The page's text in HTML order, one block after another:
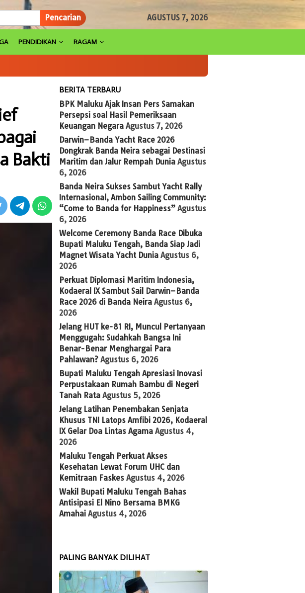
Pencarian AGUSTUS 7, 2026
PENDIDIKAN RAGAM
Bakti
BERITA TERBARU
BPK Maluku Ajak Insan Pers Samakan
Persepsi soal Hasil Pemeriksaan
Keuangan Negara Agustus 7, 2026
Darwin–Banda Yacht Race 2026
Dongkrak Banda Neira sebagai Destinasi
Maritim dan Jalur Rempah Dunia Agustus
6, 2026
Banda Neira Sukses Sambut Yacht Rally
Internasional, Ambon Sailing Community:
“Come to Banda for Happiness” Agustus
6, 2026
Welcome Ceremony Banda Race Dibuka
Bupati Maluku Tengah, Banda Siap Jadi
Magnet Wisata Yacht Dunia Agustus 6,
2026
Perkuat Diplomasi Maritim Indonesia,
Kodaeral IX Sambut Sail Darwin–Banda
Race 2026 di Banda Neira Agustus 6,
2026
Jelang HUT ke-81 RI, Muncul Pertanyaan
Menggugah: Sudahkah Bangsa Ini
Benar-Benar Menghargai Para
Pahlawan? Agustus 6, 2026
Bupati Maluku Tengah Apresiasi Inovasi
Perpustakaan Rumah Bambu di Negeri
Tanah Rata Agustus 5, 2026
Jelang Latihan Penembakan Senjata
Khusus TNI Latops Amfibi 2026, Kodaeral
IX Gelar Doa Lintas Agama Agustus 4,
2026
Maluku Tengah Perkuat Akses
Kesehatan Lewat Forum UHC dan
Kemitraan Faskes Agustus 4, 2026
Wakil Bupati Maluku Tengah Bahas
Antisipasi El Nino Bersama BMKG
Amahai Agustus 4, 2026
PALING BANYAK DILIHAT